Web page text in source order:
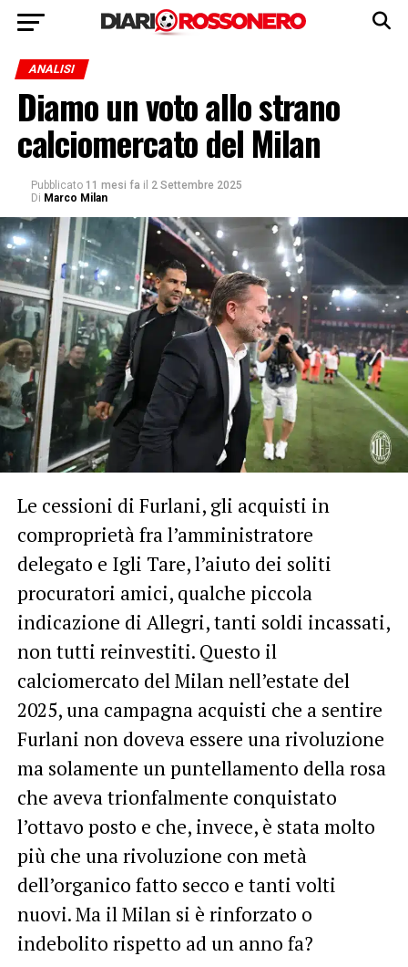
ANALISI
Diamo un voto allo strano
calciomercato del Milan
Pubblicato 11 mesi fa il 2 Settembre 2025
Di Marco Milan
Le cessioni di Furlani, gli acquisti in
comproprietà fra l’amministratore
delegato e Igli Tare, l’aiuto dei soliti
procuratori amici, qualche piccola
indicazione di Allegri, tanti soldi incassati,
non tutti reinvestiti. Questo il
calciomercato del Milan nell’estate del
2025, una campagna acquisti che a sentire
Furlani non doveva essere una rivoluzione
ma solamente un puntellamento della rosa
che aveva trionfalmente conquistato
l’ottavo posto e che, invece, è stata molto
più che una rivoluzione con metà
dell’organico fatto secco e tanti volti
nuovi. Ma il Milan si è rinforzato o
indebolito rispetto ad un anno fa?